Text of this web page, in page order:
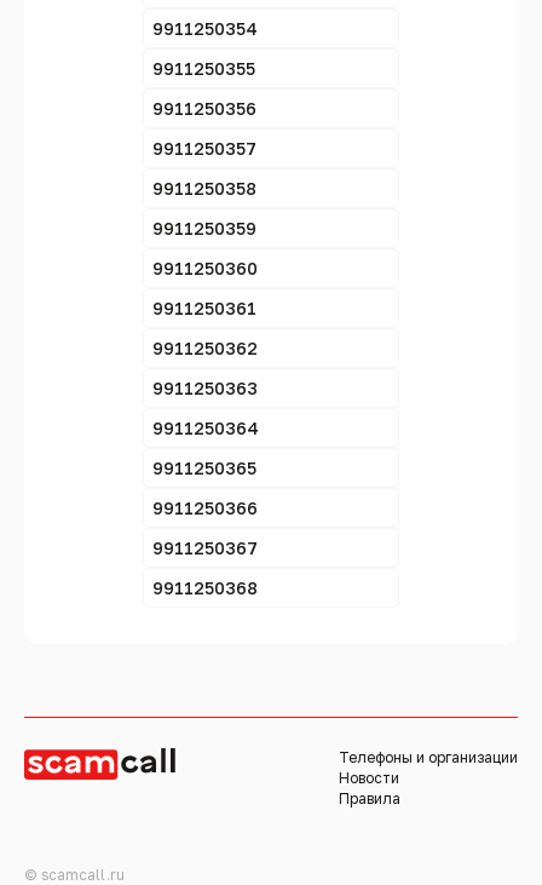
9911250354
9911250355
9911250356
9911250357
9911250358
9911250359
9911250360
9911250361
9911250362
9911250363
9911250364
9911250365
9911250366
9911250367
9911250368
Телефоны и организации
Новости
Правила
© scamcall.ru